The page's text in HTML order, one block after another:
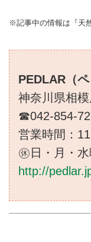
※記事中の情報は『天
PEDLAR（ペ
神奈川県相
☎042-854-
営業時間：
㊡日・月・
http://